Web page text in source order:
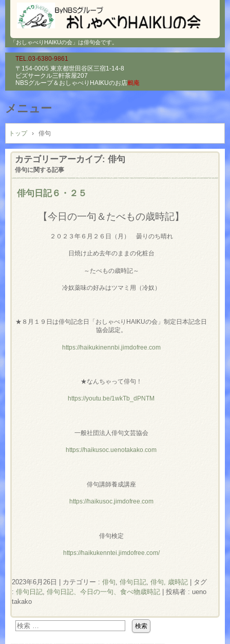
「おしゃべりHAIKUの会」は俳句会です。
TEL.03-6380-9861
〒154-0005 東京都世田谷区三宿1-14-8
ビズサークル三軒茶屋207
NBSグループ＆ おしゃべりHAIKUのお店鶫庵
メニュー
コ
ン
テ
ン
へ
トップ › 俳句
カテゴリーアーカイブ: 俳句
俳句に関する記事
俳句日記６・２５
【今日の一句＆たべもの歳時記】
２０２３年６月２６日（月） 曇りのち晴れ
日焼け止め去年のままの化粧台
～たべもの歳時記～
冷奴薬味の好みはツマミ用（冷奴）
★８月１９日は俳句記念日「おしゃべり HAIKUの会」制定日本記念日
協会認定。
https://haikukinennbi.jimdofree.com
★なんちゃって俳句！
https://youtu.be/1wkTb_dPNTM
一般社団法人俳句文芸協会
https://haikusoc.uenotakako.com
俳句講師養成講座
https://haikusoc.jimdofree.com
俳句検定
https://haikukenntei.jimdofree.com/
2023年6月26日 | カテゴリー : 俳句 俳句日記 俳句, 歳時記 | タグ
: 俳句日記 俳句日記、今日の一句、食べ物歳時記 | 投稿者 : ueno
takako